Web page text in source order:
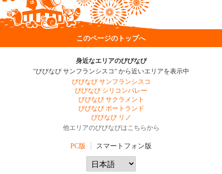
このページのトップへ
身近なエリアのびびなび
"びびなび サンフランシスコ" から近いエリアを表示中
びびなび サンフランシスコ
びびなび シリコンバレー
びびなび サクラメント
びびなび ポートランド
びびなび リノ
他エリアのびびなびはこちらから
PC版 スマートフォン版